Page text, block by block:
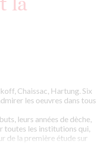
Chaissac, Hartung. Six
les oeuvres dans tous
leurs années de dèche,
toutes les institutions qui,
de la première étude sur